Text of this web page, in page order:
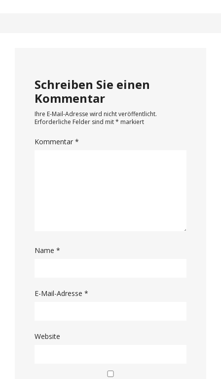
Schreiben Sie einen
Kommentar
Ihre E-Mail-Adresse wird nicht veröffentlicht.
Erforderliche Felder sind mit* markiert
Kommentar *
Name *
E-Mail-Adresse *
Website